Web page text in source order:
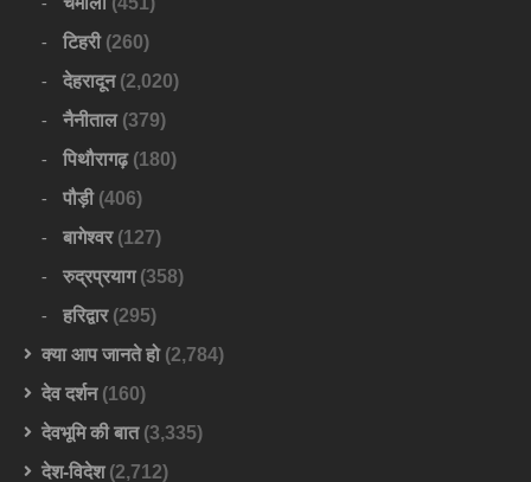
टिहरी(260)
देहरादून(2,020)
नैनीताल(379)
पिथौरागढ़(180)
पौड़ी(406)
बागेश्वर(127)
रुद्रप्रयाग(358)
हरिद्वार(295)
क्या आप जानते हो(2,784)
देव दर्शन(160)
देवभूमि की बात(3,335)
देश-विदेश(2,712)